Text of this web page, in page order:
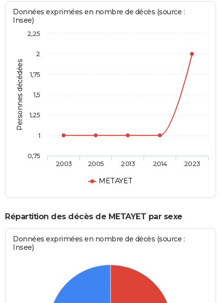
Personnes décédées
Données exprimées en nombre de décès (source :
Insee)
METAYET
2003 2005 2013 2014 2023
0,75
1
1,25
1,5
1,75
2
2,25
Répartition des décès de METAYET par sexe
Données exprimées en nombre de décès (source :
Insee)